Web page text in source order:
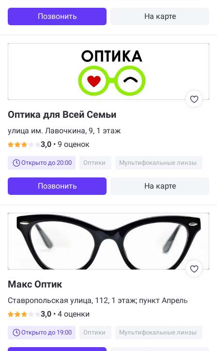
Позвонить На карте
Оптика для Всей Семьи
улица им. Лавочкина, 9, 1 этаж
3,0 • 9 оценок
Открыто до 20:00 Оптики Мультифокальные линзы
Позвонить На карте
Макс Оптик
Ставропольская улица, 112, 1 этаж; пункт Апрель
3,0 • 4 оценки
Открыто до 19:00 Оптики Мультифокальные линзы